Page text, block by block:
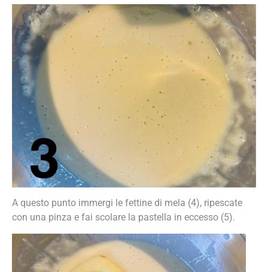
A questo punto immergi le fettine di mela (4), ripescate
con una pinza e fai scolare la pastella in eccesso (5).